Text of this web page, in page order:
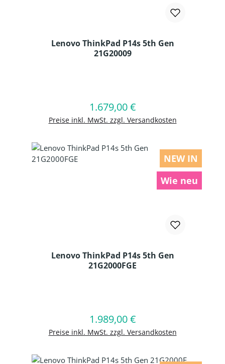
Lenovo ThinkPad P14s 5th Gen
21G20009
Regulärer Preis:
1.679,00 €
Preise inkl. MwSt. zzgl. Versandkosten
In den Warenkorb
NEW IN
Wie neu
Lenovo ThinkPad P14s 5th Gen
21G2000FGE
Regulärer Preis:
1.989,00 €
Preise inkl. MwSt. zzgl. Versandkosten
In den Warenkorb